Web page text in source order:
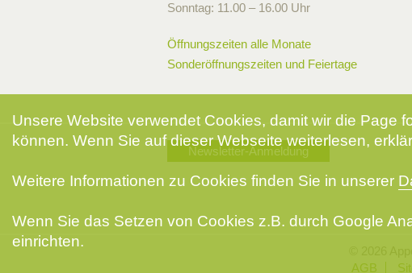
Sonntag: 11.00 – 16.00 Uhr
Öffnungszeiten alle Monate
Sonderöffnungszeiten und Feiertage
Newsletter-Anmeldung
AGB
Unsere Website verwendet Cookies, damit wir die Page
können. Wenn Sie auf dieser Webseite weiterlesen,
Weitere Informationen zu Cookies finden Sie in unserer
Wenn Sie das Setzen von Cookies z.B. durch Google
einrichten.